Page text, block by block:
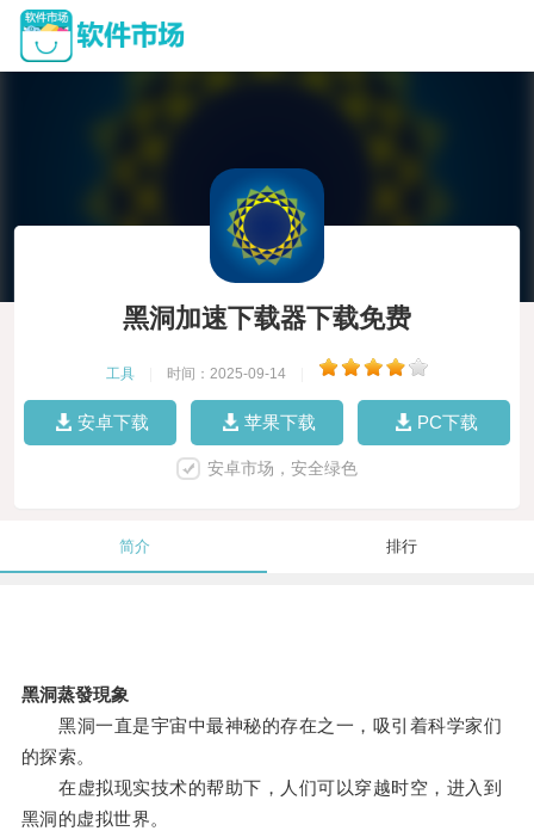
黑洞加速下载器下载免费
工具 时间：2025-09-14
安卓下载 苹果下载 PC下载
安卓市场，安全绿色
简介 排行
黑洞蒸發現象
黑洞一直是宇宙中最神秘的存在之一，吸引着科学家们
的探索。
在虚拟现实技术的帮助下，人们可以穿越时空，进入到
黑洞的虚拟世界。